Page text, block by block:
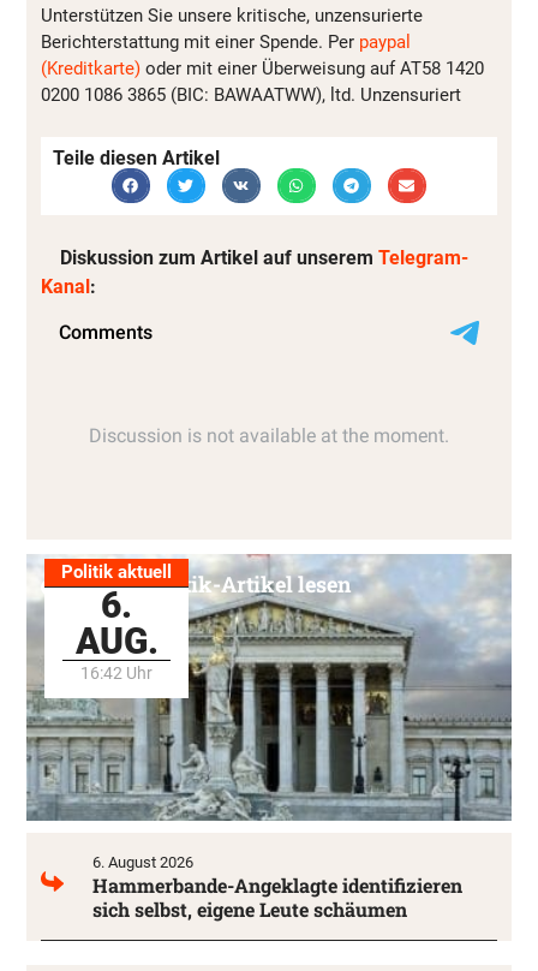
Unterstützen Sie unsere kritische, unzensurierte
Berichterstattung mit einer Spende. Per paypal
(Kreditkarte) oder mit einer Überweisung auf AT58 1420
0200 1086 3865 (BIC: BAWAATWW), ltd. Unzensuriert
Teile diesen Artikel
Diskussion zum Artikel auf unserem Telegram-
Kanal:
Politik aktuell
6.
AUG.
16:42 Uhr
Alle Politik-Artikel lesen
6. August 2026
Hammerbande-Angeklagte identifizieren
sich selbst, eigene Leute schäumen